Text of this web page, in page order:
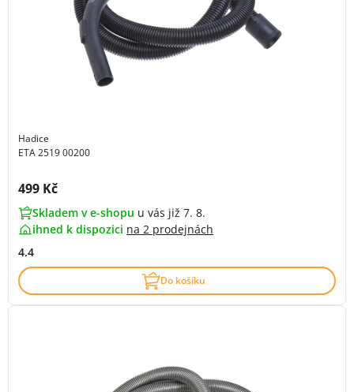
Hadice
ETA 2519 00200
Cena s DPH:
499 Kč
Skladem v e-shopu u vás již 7. 8.
ihned k dispozici na 2 prodejnách
4.4
Do košíku